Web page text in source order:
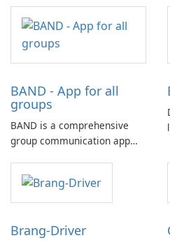
positioning itself as an
instant messaging app that
prioritizes user experience
and privacy.
BAND - App for all
groups
BAND is a comprehensive
group communication app
features designed to
streamline and enhance
group organization.
Brang-Driver